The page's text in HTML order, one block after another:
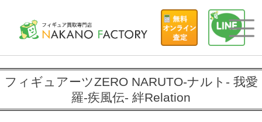
フィギュアーツZERO NARUTO-ナルト- 我愛
羅-疾風伝- 絆Relation